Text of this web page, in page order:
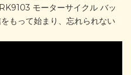
モーターサイクル バッ
もって始まり、忘れられない